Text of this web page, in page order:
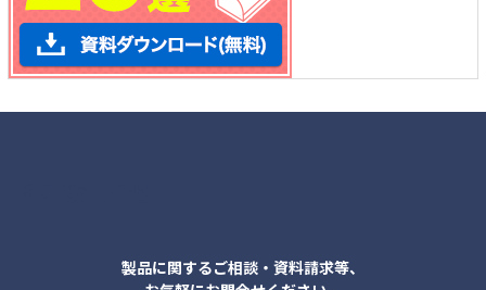
製品に関するご相談・資料請求等、